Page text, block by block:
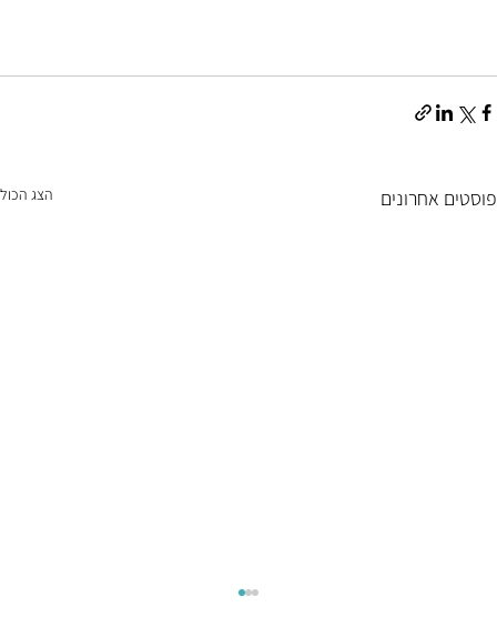
פוסטים אחרונים הצג הכול